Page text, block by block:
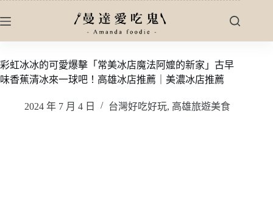
至
內
容
彩虹冰冰的可愛爆擊「常美冰店魔法阿嬤的新家」古早
味香蕉清冰來一球吧！高雄冰店推薦｜美濃冰店推薦
2024 年 7 月 4 日 台灣好吃好玩, 高雄旅遊美食